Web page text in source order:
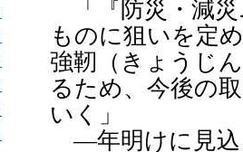
「『防災・減災
ものに狙いを定
強靭（きょうじ
るため、今後の
いく」
―年明けに見込